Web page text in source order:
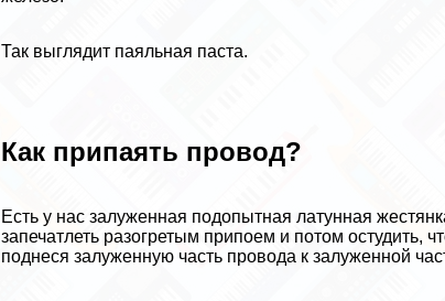
Так выглядит паяльная паста.
Как припаять провод?
Есть у нас залуженная подопытная латунная
запечатлеть разогретым припоем и потом остудить,
поднеся залуженную часть провода к залуженной